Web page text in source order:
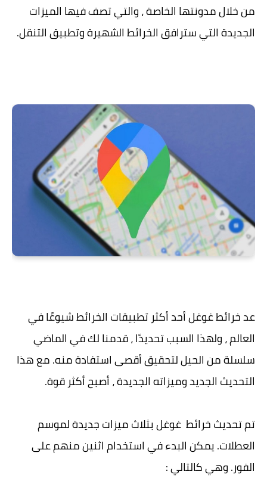
من خلال مدونتها الخاصة ، والتي تصف فيها الميزات
الجديدة التي سترافق الخرائط الشهيرة وتطبيق التنقل.
عد خرائط غوغل أحد أكثر تطبيقات الخرائط شيوعًا في
العالم ، ولهذا السبب تحديدًا ، قدمنا ​​لك في الماضي
سلسلة من الحيل لتحقيق أقصى استفادة منه. مع هذا
التحديث الجديد وميزاته الجديدة ، أصبح أكثر قوة.
تم تحديث خرائط غوغل بثلاث ميزات جديدة لموسم
العطلات. يمكن البدء في استخدام اثنين منهم على
الفور. وهي كالتالي :